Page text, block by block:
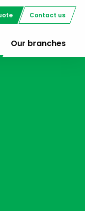
Contact us
Our branches